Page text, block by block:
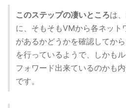
このステップの凄いところは
に、そもそもVMから各ネッ
があるかどうかを確認してか
を行っているようで、しかも
フォワード出来ているのかも
です。